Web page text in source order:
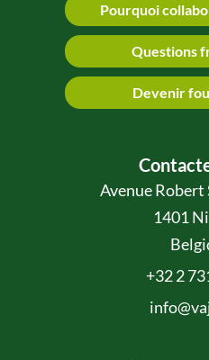
Pourquoi
Questions
Devenir
Avenue Robert
1401
+32 2